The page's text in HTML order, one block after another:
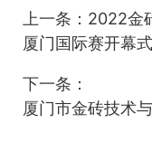
上一条： 2022金
厦门国际赛开幕
下一条：
厦门市金砖技术